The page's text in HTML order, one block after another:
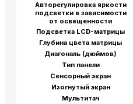
Авторегулировка яркости
подсветки в зависимости
от освещенности
Подсветка LCD-матрицы
Глубина цвета матрицы
Диагональ (дюймов)
Тип панели
Сенсорный экран
Изогнутый экран
Мультитач